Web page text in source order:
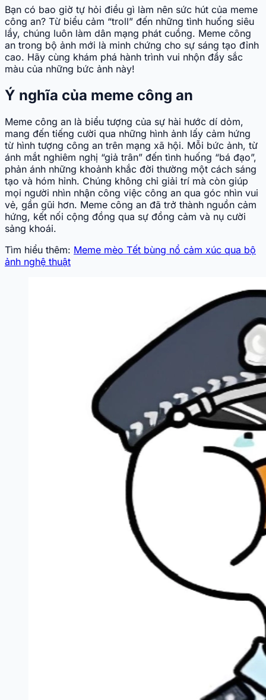
Bạn có bao giờ tự hỏi điều gì làm nên sức hút của meme
công an? Từ biểu cảm “troll” đến những tình huống siêu
lầy, chúng luôn làm dân mạng phát cuồng. Meme công
an trong bộ ảnh mới là minh chứng cho sự sáng tạo đỉnh
cao. Hãy cùng khám phá hành trình vui nhộn đầy sắc
màu của những bức ảnh này!
Ý nghĩa của meme công an
Meme công an là biểu tượng của sự hài hước dí dỏm,
mang đến tiếng cười qua những hình ảnh lấy cảm hứng
từ hình tượng công an trên mạng xã hội. Mỗi bức ảnh, từ
ánh mắt nghiêm nghị “giả trân” đến tình huống “bá đạo”,
phản ánh những khoảnh khắc đời thường một cách sáng
tạo và hóm hỉnh. Chúng không chỉ giải trí mà còn giúp
mọi người nhìn nhận công việc công an qua góc nhìn vui
vẻ, gần gũi hơn. Meme công an đã trở thành nguồn cảm
hứng, kết nối cộng đồng qua sự đồng cảm và nụ cười
sảng khoái.
Tìm hiểu thêm: Meme mèo Tết bùng nổ cảm xúc qua bộ
ảnh nghệ thuật